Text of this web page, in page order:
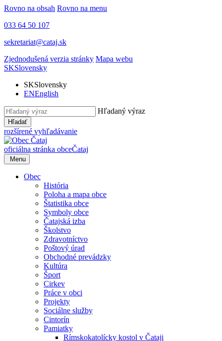
Rovno na obsah Rovno na menu
033 64 50 107
sekretariat@cataj.sk
Zjednodušená verzia stránky Mapa webu
SKSlovensky
SKSlovensky
ENEnglish
Hľadaný výraz
Hľadať
rozšírené vyhľadávanie
oficiálna stránka obceČataj
Menu
Obec
História
Poloha a mapa obce
Štatistika obce
Symboly obce
Čatajská izba
Školstvo
Zdravotníctvo
Poštový úrad
Obchodné prevádzky
Kultúra
Šport
Cirkev
Práce v obci
Projekty
Sociálne služby
Cintorín
Pamiatky
Rímskokatolícky kostol v Čataji